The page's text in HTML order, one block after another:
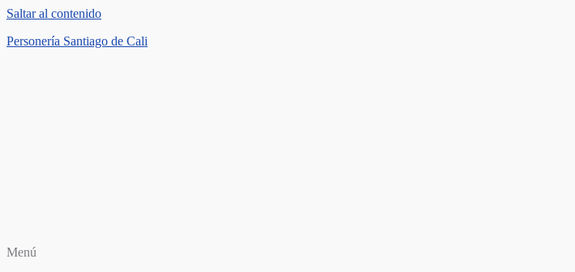
Saltar al contenido
Personería Santiago de Cali
Menú